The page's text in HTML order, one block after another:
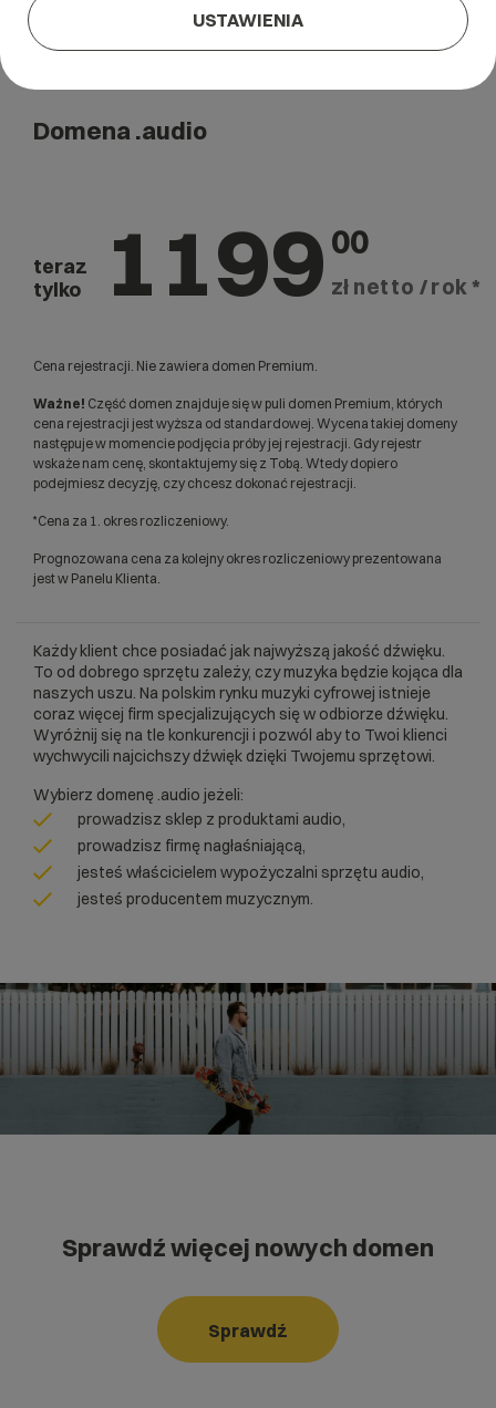
Domena .audio
teraz
tylko
1199 00
zł netto / rok *
Cena rejestracji. Nie zawiera domen Premium.
Ważne! Część domen znajduje się w puli domen Premium, których
cena rejestracji jest wyższa od standardowej. Wycena takiej domeny
następuje w momencie podjęcia próby jej rejestracji. Gdy rejestr
wskaże nam cenę, skontaktujemy się z Tobą. Wtedy dopiero
podejmiesz decyzję, czy chcesz dokonać rejestracji.
*Cena za 1. okres rozliczeniowy.
Prognozowana cena za kolejny okres rozliczeniowy prezentowana
jest w Panelu Klienta.
Każdy klient chce posiadać jak najwyższą jakość dźwięku.
To od dobrego sprzętu zależy, czy muzyka będzie kojąca dla
naszych uszu. Na polskim rynku muzyki cyfrowej istnieje
coraz więcej firm specjalizujących się w odbiorze dźwięku.
Wyróżnij się na tle konkurencji i pozwól aby to Twoi klienci
wychwycili najcichszy dźwięk dzięki Twojemu sprzętowi.
Wybierz domenę .audio jeżeli:
prowadzisz sklep z produktami audio,
prowadzisz firmę nagłaśniającą,
jesteś właścicielem wypożyczalni sprzętu audio,
jesteś producentem muzycznym.
Sprawdź więcej nowych domen
Sprawdź
USTAWIENIA